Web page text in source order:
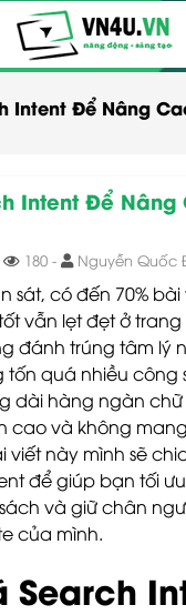
Intent Để Nâng
Intent Để Nâng
180 - Nguyễn Quốc
sát, có đến 70%
vẫn lẹt đẹt ở
đánh trúng tâm lý
tốn quá nhiều công
dài hàng ngàn
cao và không
viết này mình sẽ
để giúp bạn tối
và giữ chân
của mình.
Search